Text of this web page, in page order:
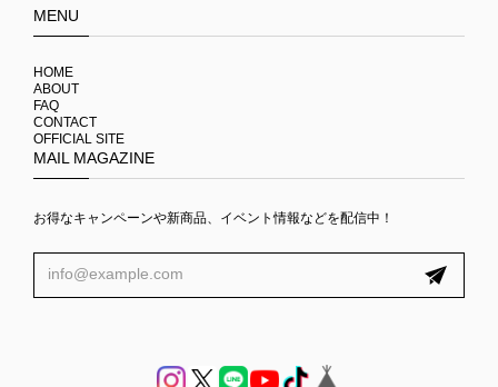
MENU
HOME
ABOUT
FAQ
CONTACT
OFFICIAL SITE
MAIL MAGAZINE
お得なキャンペーンや新商品、イベント情報などを配信中！